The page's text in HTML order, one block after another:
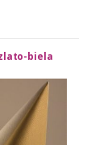
biela